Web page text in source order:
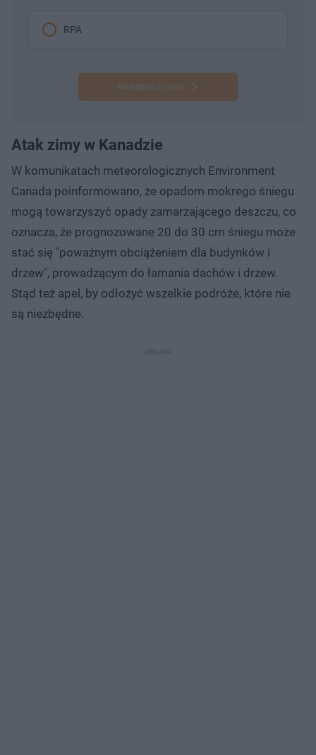
RPA
Następne pytanie
Atak zimy w Kanadzie
W komunikatach meteorologicznych Environment
Canada poinformowano, że opadom mokrego śniegu
mogą towarzyszyć opady zamarzającego deszczu, co
oznacza, że prognozowane 20 do 30 cm śniegu może
stać się "poważnym obciążeniem dla budynków i
drzew", prowadzącym do łamania dachów i drzew.
Stąd też apel, by odłożyć wszelkie podróże, które nie
są niezbędne.